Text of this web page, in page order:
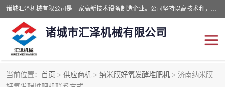
诸城汇泽机械有限公司是一家高新技术设备制造企业。公司坚持以高技术和，高服务于用户，以的环保机械制造设备赢的用户的信赖。现在主要生产死亡畜禽无害化处理和立式和卧式有机肥设备，搅拌机，烘干机，高温发酵机等。污水处理设备，固液分离机。气浮机，化制机等。公司秉承品质，用户至上，科技创新的经营理。
诸城市汇泽机械有限公司
当前位置： 首页 > 供应商机 > 纳米膜好氧发酵堆肥机 > 济南纳米膜